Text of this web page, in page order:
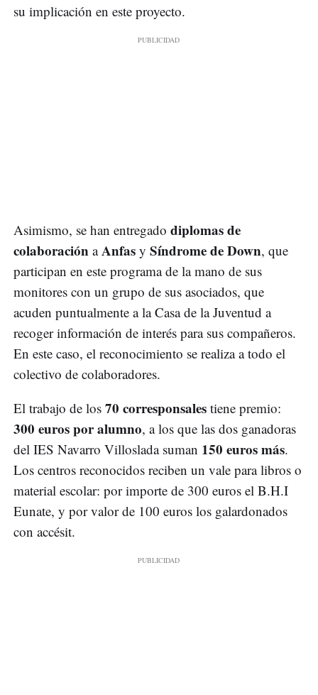
su implicación en este proyecto.
Asimismo, se han entregado diplomas de
colaboración aAnfas y Síndrome de Down, que
participan en este programa de la mano de sus
monitores con un grupo de sus asociados, que
acuden puntualmente a la Casa de la Juventud a
recoger información de interés para sus compañeros.
En este caso, el reconocimiento se realiza a todo el
colectivo de colaboradores.
El trabajo de los 70 corresponsales tiene premio:
300 euros por alumno, a los que las dos ganadoras
del IES Navarro Villoslada suman 150 euros más.
Los centros reconocidos reciben un vale para libros o
material escolar: por importe de 300 euros el B.H.I
Eunate, y por valor de 100 euros los galardonados
con accésit.